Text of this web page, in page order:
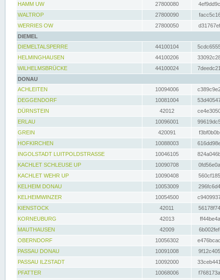
HAMM UW
27800080
WALTROP
27800090
WERRIES OW
27800050
DIEMEL
DIEMELTALSPERRE
44100104
HELMINGHAUSEN
44100206
WILHELMSBRÜCKE
44100024
DONAU
ACHLEITEN
10094006
DEGGENDORF
10081004
DÜRNSTEIN
42012
ERLAU
10096001
GREIN
420091
HOFKIRCHEN
10088003
INGOLSTADT LUITPOLDSTRASSE
10046105
KACHLET SCHLEUSE UP
10090708
KACHLET WEHR UP
10090408
KELHEIM DONAU
10053009
KELHEIMWINZER
10054500
KIENSTOCK
42011
KORNEUBURG
42013
MAUTHAUSEN
42009
OBERNDORF
10056302
PASSAU DONAU
10091008
PASSAU ILZSTADT
10092000
PFATTER
10068006